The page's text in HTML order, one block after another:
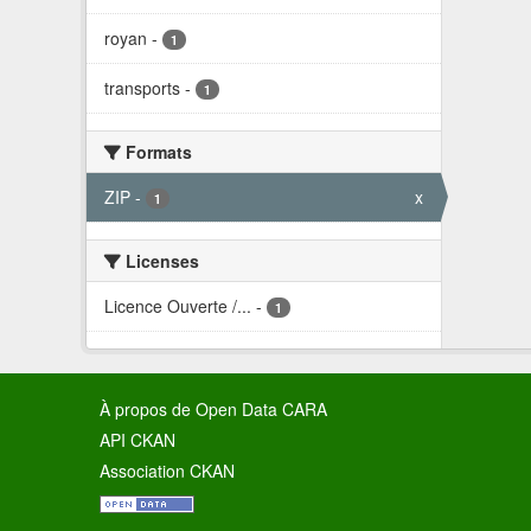
royan - 1
transports - 1
Formats
ZIP - 1 x
Licenses
Licence Ouverte /... - 1
À propos de Open Data CARA
API CKAN
Association CKAN